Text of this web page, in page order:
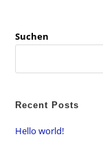
Suchen
Recent Posts
Hello world!